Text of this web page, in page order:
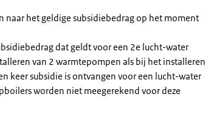
naar het geldige subsidiebedrag op het moment
dat geldt voor een 2e lucht-water
van 2 warmtepompen als bij het installeren
keer subsidie is ontvangen voor een lucht-water
worden niet meegerekend voor deze